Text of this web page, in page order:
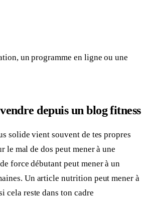
un programme en ligne ou une
depuis un blog fitness
solide vient souvent de tes propres
le mal de dos peut mener à une
force débutant peut mener à un
Un article nutrition peut mener à
cela reste dans ton cadre